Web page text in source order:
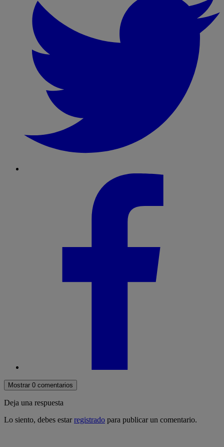
Mostrar 0 comentarios
Deja una respuesta
Lo siento, debes estarregistrado para publicar un comentario.